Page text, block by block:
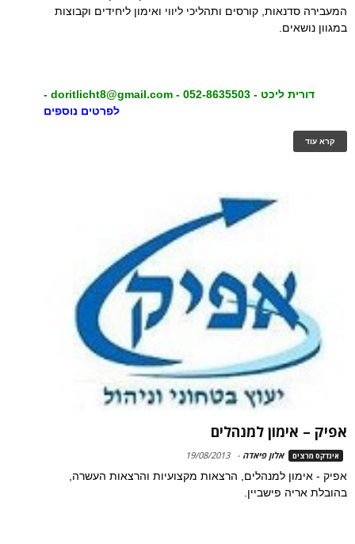
המעבירה סדנאות, קורסים ותהליכי ליווי ואימון ליחידים וקבוצות
במגוון נושאים.
דורית ליכט - 052-8635503 - doritlicht8@gmail.com
-
לפרטים נוספים
קרא עוד
אפיק – אימון למנהלים
אינדקס מרצים אלון פיאדה -
19/08/2013
אפיק - אימון למנהלים, הרצאות מקצועיות והרצאות העשרה,
בהובלת אריה פישביין.